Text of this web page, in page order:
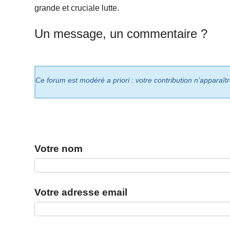
grande et cruciale lutte.
Un message, un commentaire ?
Ce forum est modéré a priori : votre contribution
Votre nom
Votre adresse email